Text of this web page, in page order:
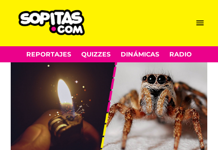
content
Menu
REPORTAJES QUIZZES DINÁMICAS RADIO
arañas